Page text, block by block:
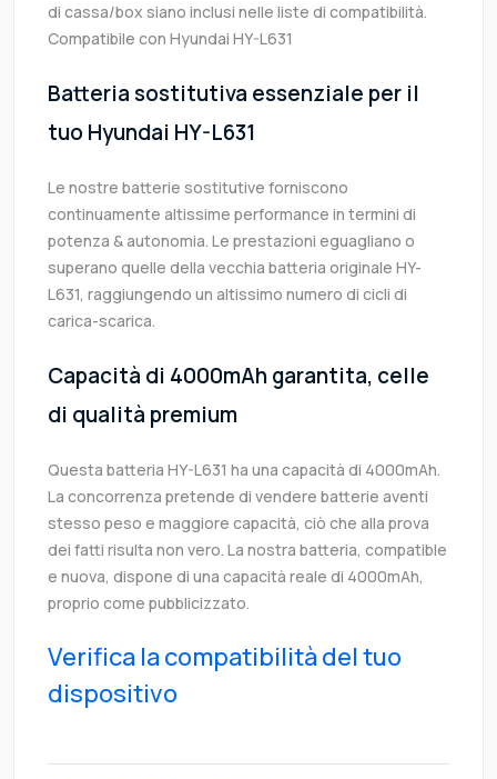
di cassa/box siano inclusi nelle liste di compatibilità.
Compatibile con Hyundai HY-L631
Batteria sostitutiva essenziale per il
tuo Hyundai HY-L631
Le nostre batterie sostitutive forniscono
continuamente altissime performance in termini di
potenza & autonomia. Le prestazioni eguagliano o
superano quelle della vecchia batteria originale HY-
L631, raggiungendo un altissimo numero di cicli di
carica-scarica.
Capacità di 4000mAh garantita, celle
di qualità premium
Questa batteria HY-L631 ha una capacità di 4000mAh.
La concorrenza pretende di vendere batterie aventi
stesso peso e maggiore capacità, ciò che alla prova
dei fatti risulta non vero. La nostra batteria, compatible
e nuova, dispone di una capacità reale di 4000mAh,
proprio come pubblicizzato.
Verifica la compatibilità del tuo
dispositivo